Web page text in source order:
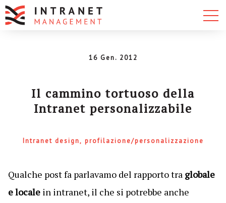
16 Gen. 2012
Il cammino tortuoso della
Intranet personalizzabile
Intranet design profilazione/personalizzazione
Qualche post fa parlavamo del rapporto tra globale
e localein intranet, il che si potrebbe anche